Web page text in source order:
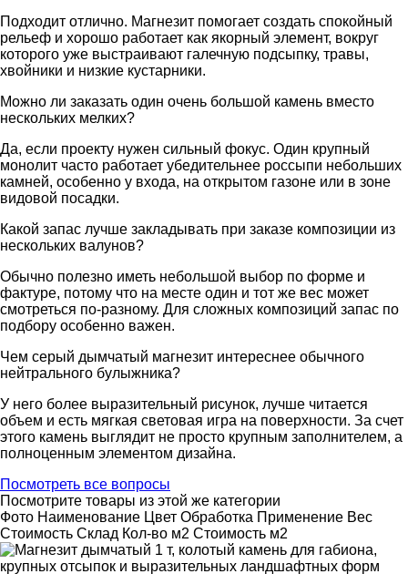
Подходит отлично. Магнезит помогает создать спокойный
рельеф и хорошо работает как якорный элемент, вокруг
которого уже выстраивают галечную подсыпку, травы,
хвойники и низкие кустарники.
Можно ли заказать один очень большой камень вместо
нескольких мелких?
Да, если проекту нужен сильный фокус. Один крупный
монолит часто работает убедительнее россыпи небольших
камней, особенно у входа, на открытом газоне или в зоне
видовой посадки.
Какой запас лучше закладывать при заказе композиции из
нескольких валунов?
Обычно полезно иметь небольшой выбор по форме и
фактуре, потому что на месте один и тот же вес может
смотреться по-разному. Для сложных композиций запас по
подбору особенно важен.
Чем серый дымчатый магнезит интереснее обычного
нейтрального булыжника?
У него более выразительный рисунок, лучше читается
объем и есть мягкая световая игра на поверхности. За счет
этого камень выглядит не просто крупным заполнителем, а
полноценным элементом дизайна.
Посмотреть все вопросы
Посмотрите товары из этой же категории
Фото Наименование Цвет Обработка Применение Вес
Cтоимость Склад Кол-во м2 Стоимость м2